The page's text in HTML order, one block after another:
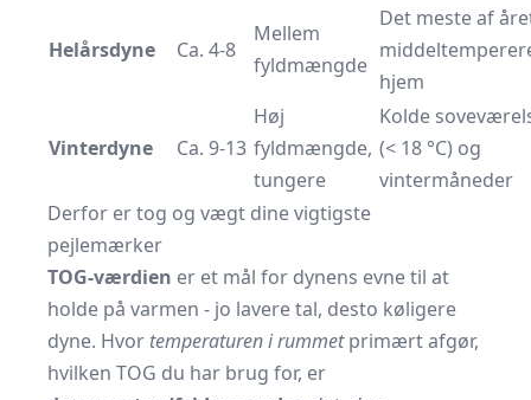
Helårsdyne Ca. 4-8
Mellem
fyldmængde
Det meste af
hjem
Vinterdyne Ca. 9-13
Høj
fyldmængde,
tungere
Kolde
(< 18 °C) og
vintermåneder
Derfor er tog og vægt dine vigtigste
pejlemærker
TOG-værdien er et mål for dynens evne til at
holde på varmen - jo lavere tal, desto køligere
dyne. Hvor temperaturen i rummetprimært afgør,
hvilken TOG du har brug for, er